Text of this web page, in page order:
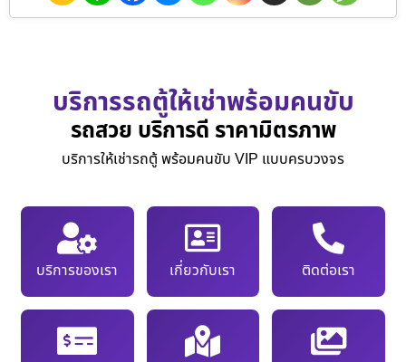
บริการรถตู้ให้เช่าพร้อมคนขับ
รถสวย บริการดี ราคามิตรภาพ
บริการให้เช่ารถตู้ พร้อมคนขับ VIP แบบครบวงจร
บริการของเรา เกี่ยวกับเรา ติดต่อเรา